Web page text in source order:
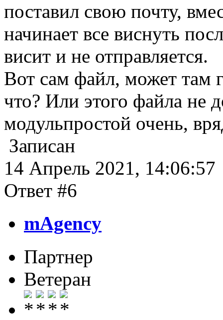
поставил свою почту,
начинает все виснуть
висит и не отправляется.
Вот сам файл, может там
что? Или этого файла не
модульпростой очень,
Записан
14 Апрель 2021, 14:06:57
Ответ #6
mAgency
Партнер
Ветеран